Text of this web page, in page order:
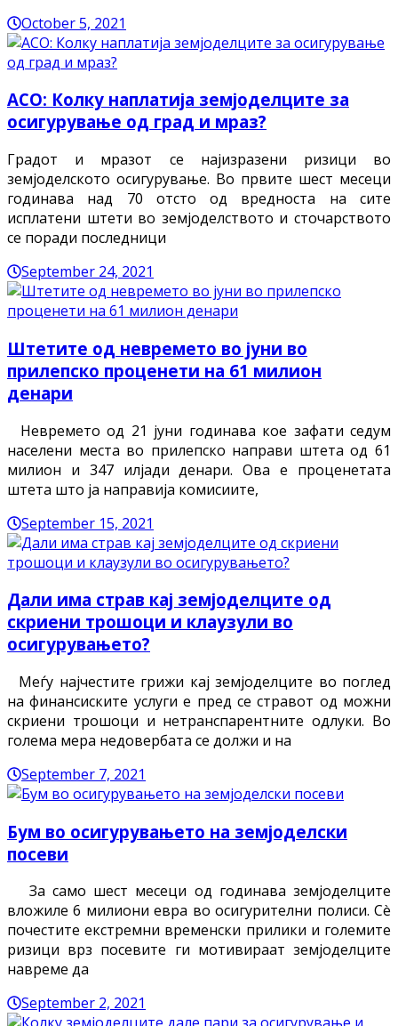
October 5, 2021
АСО: Колку наплатија земјоделците за
осигурување од град и мраз?
Градот и мразот се најизразени ризици во
земјоделското осигурување. Во првите шест месеци
годинава над 70 отсто од вредноста на сите
исплатени штети во земјоделството и сточарството
се поради последници
September 24, 2021
Штетите од невремето во јуни во
прилепско проценети на 61 милион
денари
Невремето од 21 јуни годинава кое зафати седум
населени места во прилепско направи штета од 61
милион и 347 илјади денари. Ова е проценетата
штета што ја направија комисиите,
September 15, 2021
Дали има страв кај земјоделците од
скриени трошоци и клаузули во
осигурувањето?
Меѓу најчестите грижи кај земјоделците во поглед
на финансиските услуги е пред се стравот од можни
скриени трошоци и нетранспарентните одлуки. Во
голема мера недовербата се должи и на
September 7, 2021
Бум во осигурувањето на земјоделски
посеви
За само шест месеци од годинава земјоделците
вложиле 6 милиони евра во осигурителни полиси. Сè
почестите екстремни временски прилики и големите
ризици врз посевите ги мотивираат земјоделците
навреме да
September 2, 2021